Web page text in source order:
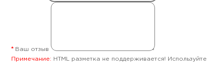
Ваш отзыв
Примечание: HTML разметка не поддерживается! Используйте